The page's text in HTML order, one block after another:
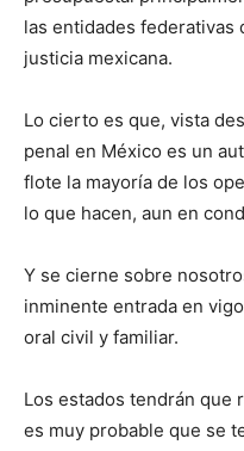
las entidades federativas
justicia mexicana.
Lo cierto es que, vista
penal en México es un
flote la mayoría de los
lo que hacen, aun en
Y se cierne sobre
inminente entrada en
oral civil y familiar.
Los estados tendrán que
es muy probable que se